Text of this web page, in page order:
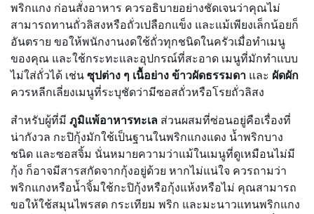
พริกแกง ก่อนสั่งอาหาร ควรอธิบายอย่างชัดเจนว่าคุณไม่
สามารถทานถั่วลิสงหรือถั่วเปลือกแข็ง และแม้เพียงเล็กน้อยก็
อันตราย ขอให้พนักงานงดใช้ถั่วทุกชนิดในครัวเมื่อทำเมนู
ของคุณ และใช้กระทะและอุปกรณ์ที่สะอาด เมนูที่มักทำแบบ
ไม่ใส่ถั่วได้ เช่น ซุปต่าง ๆ เนื้อย่าง ข้าวผัดธรรมดา และ ผัดผัก
ควรหลีกเลี่ยงเมนูที่ระบุชัดว่ามีซอสถั่วหรือโรยถั่วลิสง
สำหรับผู้ที่มี ภูมิแพ้อาหารทะเล ส่วนผสมที่ซ่อนอยู่คือเรื่องที่
น่ากังวล กะปิกุ้งมักใช้เป็นฐานในพริกแกงแดง น้ำพริกบาง
ชนิด และซอสจิ้ม นั่นหมายความว่าแม้ในเมนูที่ดูเหมือนไม่มี
กุ้ง ก็อาจมีสารสกัดจากกุ้งอยู่ด้วย หากไม่แน่ใจ ควรถามว่า
พริกแกงหรือน้ำจิ้มใช้กะปิกุ้งหรือกุ้งแห้งหรือไม่ คุณสามารถ
ขอให้ใช้สมุนไพรสด กระเทียม พริก และมะนาวแทนพริกแกง